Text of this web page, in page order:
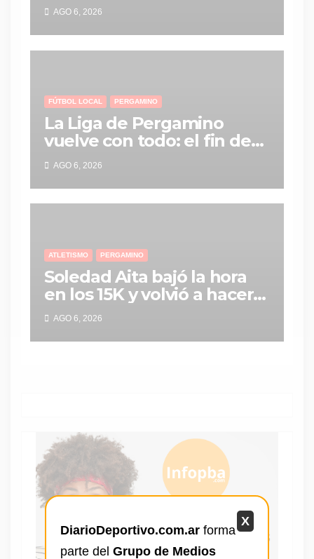
Domenech deja Saturni
Racing y vuelve al MG-C
Pergamino
AGO 6, 2026
FÚTBOL LOCAL PERGAMINO
La Liga de Pergamino
vuelve con todo: el fin de
semana tendrá una
agenda repleta de partidos
AGO 6, 2026
ATLETISMO PERGAMINO
Soledad Aita bajó la hora
en los 15K y volvió a hacer
historia con un nuevo
récord personal
AGO 6, 2026
X
DiarioDeportivo.com.ar forma
parte del Grupo de Medios